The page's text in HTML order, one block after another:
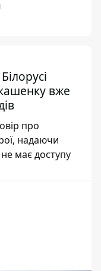
вже
про
надаючи
має доступу